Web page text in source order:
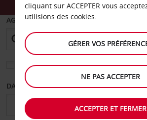
AGENCE DE DÉPART
Sélectionnez une autre agence de
DATE DE DÉPART DATE DE
cliquant sur ACCEPTER vous
utilisions des cookies.
GÉRER VOS
NE PAS ACCEPTER
ACCEPTER ET FERMER